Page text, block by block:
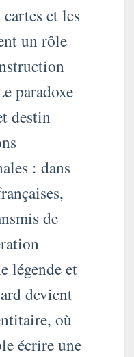
et les
un rôle
paradoxe
destin
: dans
de
légende et
devient
où
écrire une